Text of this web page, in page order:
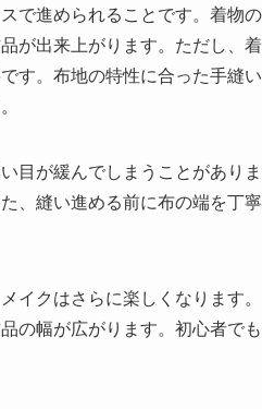
で進められることです。着物
が出来上がります。ただし、
す。布地の特性に合った手縫
目が緩んでしまうことがあり
、縫い進める前に布の端を丁
イクはさらに楽しくなります
の幅が広がります。初心者で